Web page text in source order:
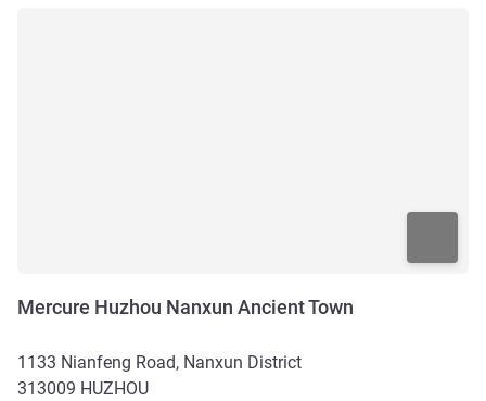
Mercure Huzhou Nanxun Ancient Town
1133 Nianfeng Road, Nanxun District
313009 HUZHOU